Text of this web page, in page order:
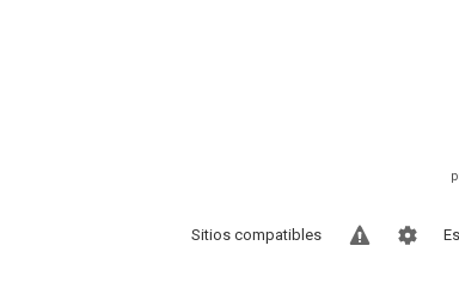
Sitios compatibles